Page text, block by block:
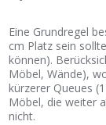
Eine Grundregel
cm Platz sein
können).
Möbel, Wände),
kürzerer Queues
Möbel, die weiter
nicht.